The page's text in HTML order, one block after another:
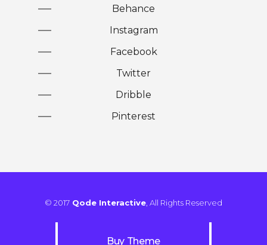
Behance
Instagram
Facebook
Twitter
Dribble
Pinterest
© 2017 Qode Interactive, All Rights Reserved
Buy Theme